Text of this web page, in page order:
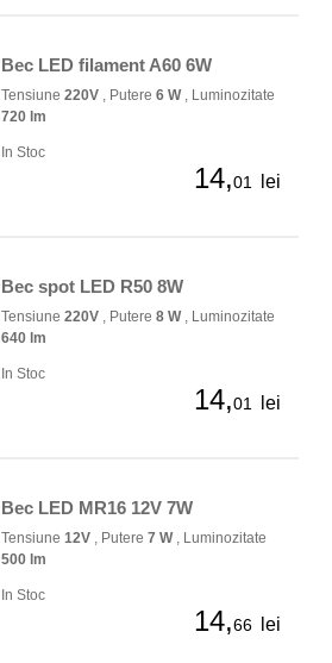
Bec LED filament A60 6W
Tensiune 220V , Putere 6 W, Luminozitate
720 lm
In Stoc
14,01 lei
Bec spot LED R50 8W
Tensiune 220V , Putere 8 W, Luminozitate
640 lm
In Stoc
14,01 lei
Bec LED MR16 12V 7W
Tensiune 12V , Putere 7 W, Luminozitate
500 lm
In Stoc
14,66 lei